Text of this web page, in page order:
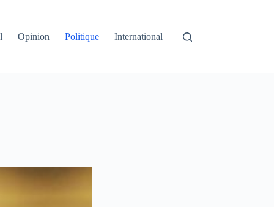
Opinion Politique International